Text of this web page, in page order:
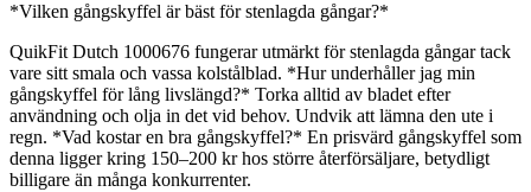
*Vilken gångskyffel är bäst för stenlagda gångar?*
QuikFit Dutch 1000676 fungerar utmärkt för stenlagda gångar tack
vare sitt smala och vassa kolstålblad. *Hur underhåller jag min
gångskyffel för lång livslängd?* Torka alltid av bladet efter
användning och olja in det vid behov. Undvik att lämna den ute i
regn. *Vad kostar en bra gångskyffel?* En prisvärd gångskyffel som
denna ligger kring 150–200 kr hos större återförsäljare, betydligt
billigare än många konkurrenter.